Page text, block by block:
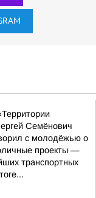
Семёнович
с молодёжью о
проекты —
транспортных